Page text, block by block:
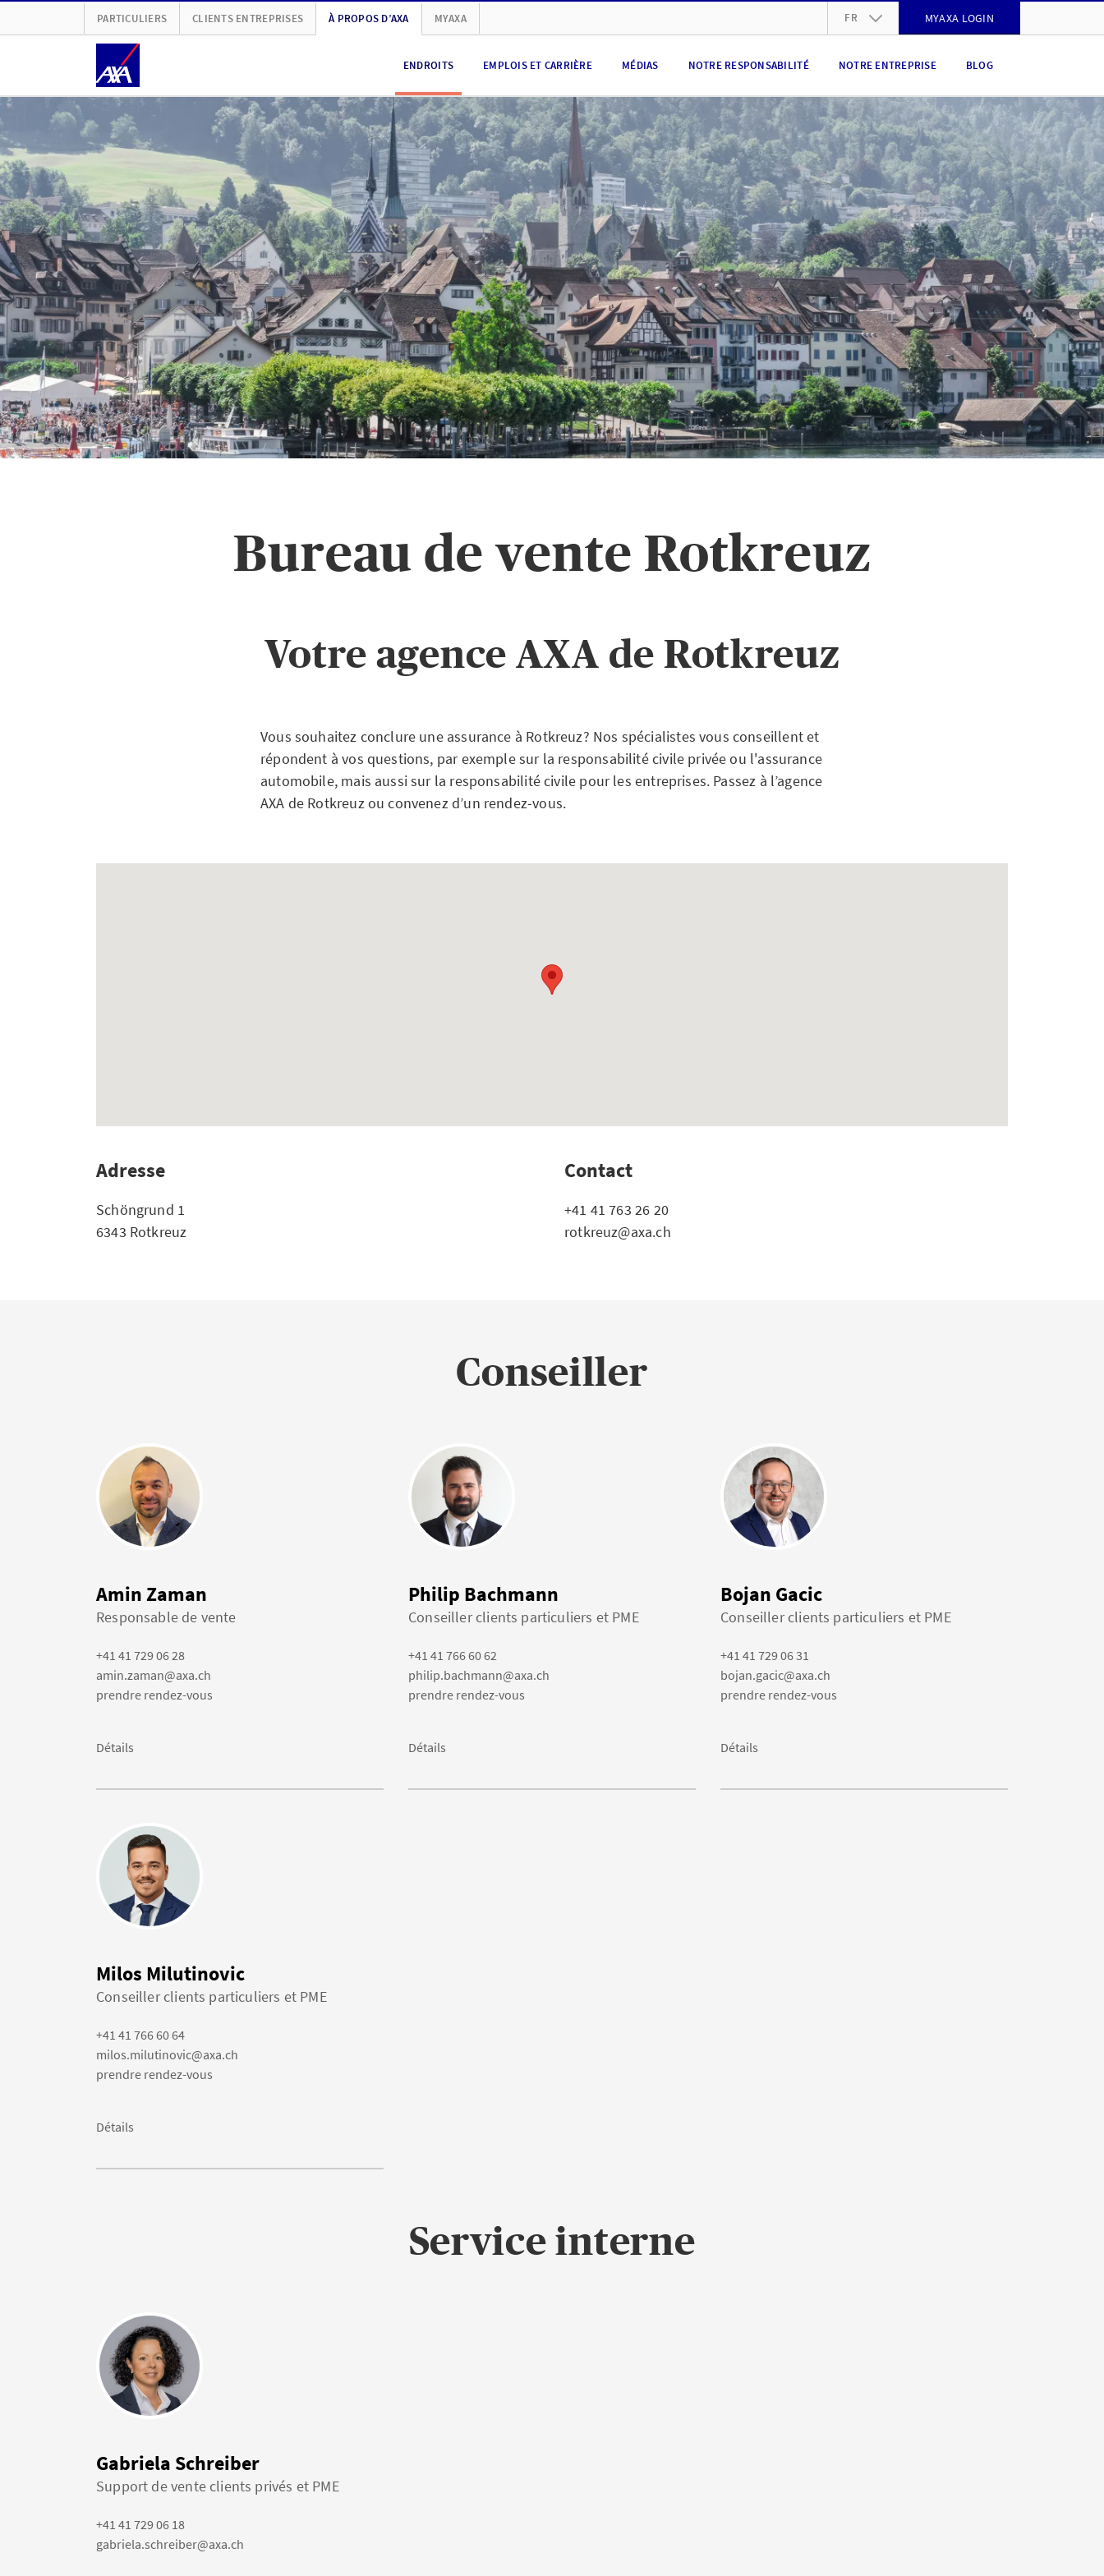
PARTICULIERS CLIENTS ENTREPRISES À PROPOS D’AXA MYAXA FR
IT
EN
MYAXA LOGIN
ENDROITS EMPLOIS ET CARRIÈRE MÉDIAS NOTRE RESPONSABILITÉ NOTRE ENTREPRISE BLOG
Bureau de vente Rotkreuz
Votre agence AXA de Rotkreuz
Vous souhaitez conclure une assurance à Rotkreuz? Nos spécialistes vous conseillent et
répondent à vos questions, par exemple sur la responsabilité civile privée ou l'assurance
automobile, mais aussi sur la responsabilité civile pour les entreprises. Passez à l’agence
AXA de Rotkreuz ou convenez d’un rendez-vous.
Adresse
Schöngrund 1
6343 Rotkreuz
Contact
+41 41 763 26 20
rotkreuz@axa.ch
Conseiller
Amin Zaman
Responsable de vente
+41 41 729 06 28
amin.zaman@axa.ch
prendre rendez-vous
Détails
Philip Bachmann
Conseiller clients particuliers et PME
+41 41 766 60 62
philip.bachmann@axa.ch
prendre rendez-vous
Détails
Bojan Gacic
Conseiller clients particuliers et PME
+41 41 729 06 31
bojan.gacic@axa.ch
prendre rendez-vous
Détails
Milos Milutinovic
Conseiller clients particuliers et PME
+41 41 766 60 64
milos.milutinovic@axa.ch
prendre rendez-vous
Détails
Service interne
Gabriela Schreiber
Support de vente clients privés et PME
+41 41 729 06 18
gabriela.schreiber@axa.ch